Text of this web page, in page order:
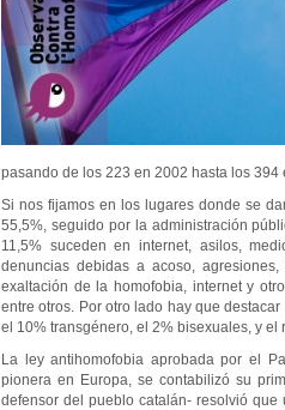
pasando de los 223 en 2002 hasta los
Si nos fijamos en los lugares donde se
55,5%, seguido por la administración
11,5% suceden en internet, asilos,
denuncias debidas a acoso,
exaltación de la homofobia, internet y
entre otros. Por otro lado hay que
el 10% transgénero, el 2% bisexuales, y
La ley antihomofobia aprobada por el
pionera en Europa, se contabilizó su
defensor del pueblo catalán- resolvió